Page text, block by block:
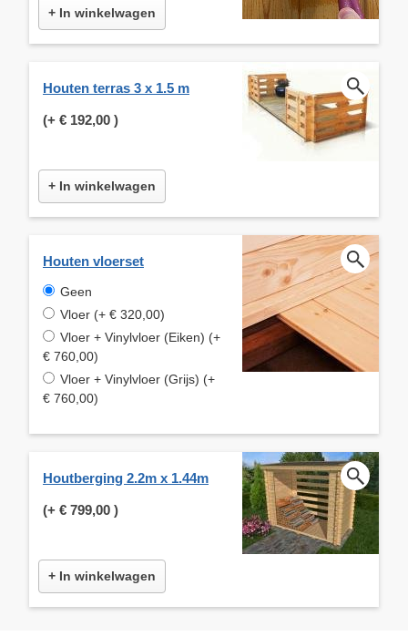
+ In winkelwagen
Houten terras 3 x 1.5 m
(+ € 192,00 )
+ In winkelwagen
Houten vloerset
Geen
Vloer (+ € 320,00)
Vloer + Vinylvloer (Eiken) (+
€ 760,00)
Vloer + Vinylvloer (Grijs) (+
€ 760,00)
Houtberging 2.2m x 1.44m
(+ € 799,00 )
+ In winkelwagen